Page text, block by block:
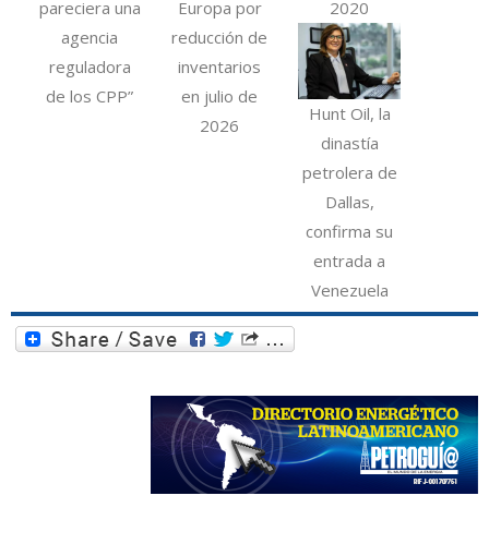
pareciera una
agencia
reguladora
de los CPP”
Europa por
reducción de
inventarios
en julio de
2026
2020
Hunt Oil, la
dinastía
petrolera de
Dallas,
confirma su
entrada a
Venezuela